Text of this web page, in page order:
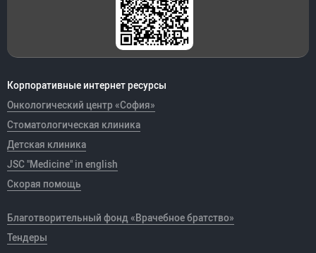
Корпоративные интернет ресурсы
Онкологический центр «София»
Стоматологическая клиника
Детская клиника
JSC "Medicine" in english
Скорая помощь
Благотворительный фонд «Врачебное братство»
Тендеры